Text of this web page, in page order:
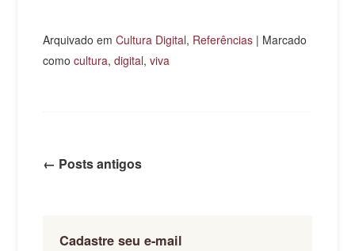
Arquivado emCultura Digital, Referências | Marcado
comocultura,digital,viva
Navegação de posts
← Posts antigos
Cadastre seu e-mail